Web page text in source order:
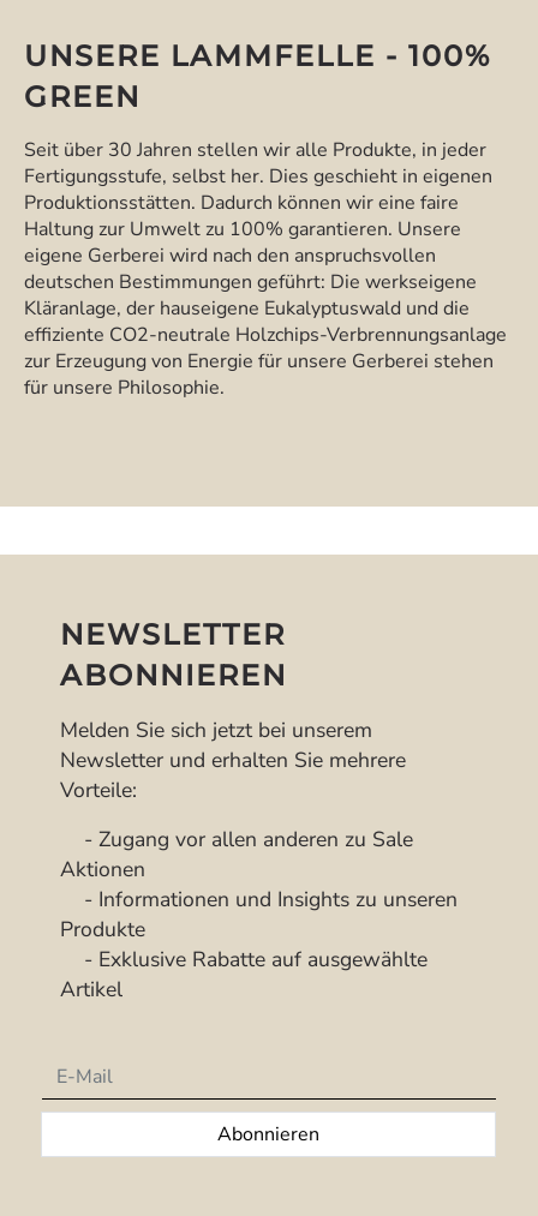
UNSERE LAMMFELLE - 100%
GREEN
Seit über 30 Jahren stellen wir alle Produkte, in jeder
Fertigungsstufe, selbst her. Dies geschieht in eigenen
Produktionsstätten. Dadurch können wir eine faire
Haltung zur Umwelt zu 100% garantieren. Unsere
eigene Gerberei wird nach den anspruchsvollen
deutschen Bestimmungen geführt: Die werkseigene
Kläranlage, der hauseigene Eukalyptuswald und die
effiziente CO2-neutrale Holzchips-Verbrennungsanlage
zur Erzeugung von Energie für unsere Gerberei stehen
für unsere Philosophie.
NEWSLETTER
ABONNIEREN
Melden Sie sich jetzt bei unserem
Newsletter und erhalten Sie mehrere
Vorteile:
- Zugang vor allen anderen zu Sale
Aktionen
- Informationen und Insights zu unseren
Produkte
- Exklusive Rabatte auf ausgewählte
Artikel
Newsletter
Abonnieren